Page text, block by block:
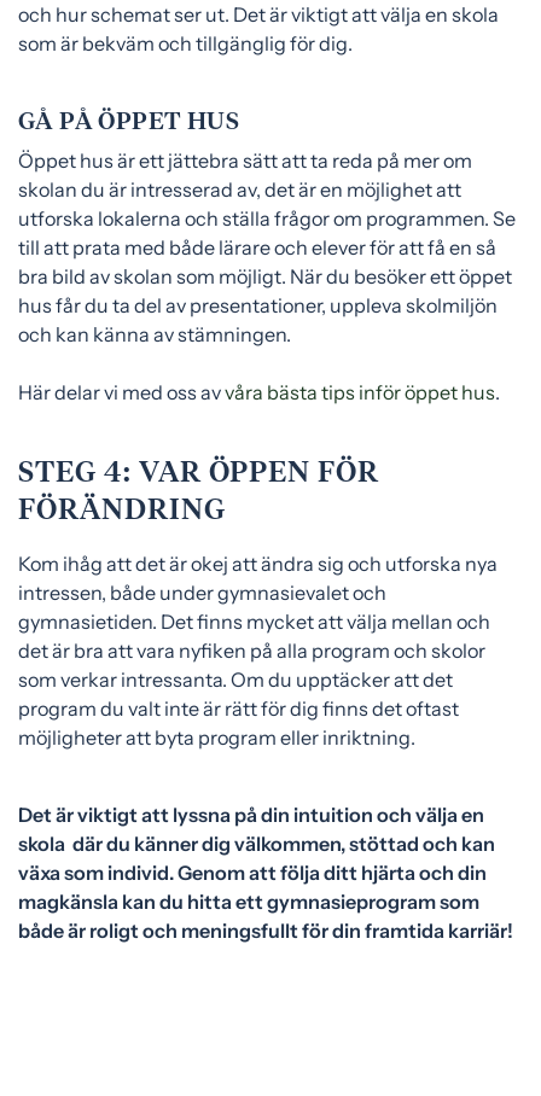
och hur schemat ser ut. Det är viktigt att välja en skola
som är bekväm och tillgänglig för dig.
GÅ PÅ ÖPPET HUS
Öppet hus är ett jättebra sätt att ta reda på mer om
skolan du är intresserad av, det är en möjlighet att
utforska lokalerna och ställa frågor om programmen. Se
till att prata med både lärare och elever för att få en så
bra bild av skolan som möjligt. När du besöker ett öppet
hus får du ta del av presentationer, uppleva skolmiljön
och kan känna av stämningen.
Här delar vi med oss avvåra bästa tips inför öppet hus.
STEG 4: VAR ÖPPEN FÖR
FÖRÄNDRING
Kom ihåg att det är okej att ändra sig och utforska nya
intressen, både under gymnasievalet och
gymnasietiden. Det finns mycket att välja mellan och
det är bra att vara nyfiken på alla program och skolor
som verkar intressanta. Om du upptäcker att det
program du valt inte är rätt för dig finns det oftast
möjligheter att byta program eller inriktning.
Det är viktigt att lyssna på din intuition och välja en
skola där du känner dig välkommen, stöttad och kan
växa som individ. Genom att följa ditt hjärta och din
magkänsla kan du hitta ett gymnasieprogram som
både är roligt och meningsfullt för din framtida karriär!